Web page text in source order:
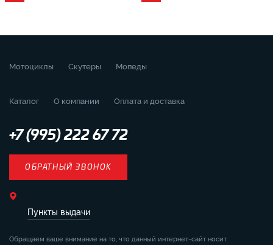
Мотоциклы Скутеры Мопеды
Каталог О компании Оплата и доставка
+7 (995) 222 67 72
ОБРАТНЫЙ ЗВОНОК
Пункты выдачи
Обращаем ваше внимание на то, что данный интернет-сайт носит